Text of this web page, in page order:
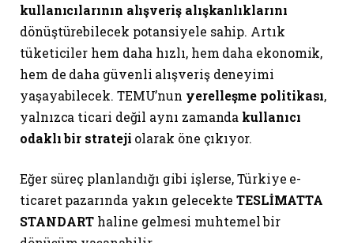
kullanıcılarının alışveriş alışkanlıklarını
dönüştürebilecek potansiyele sahip. Artık
tüketiciler hem daha hızlı, hem daha ekonomik,
hem de daha güvenli alışveriş deneyimi
yaşayabilecek. TEMU’nun yerelleşme politikası,
yalnızca ticari değil aynı zamanda kullanıcı
odaklı bir strateji olarak öne çıkıyor.
Eğer süreç planlandığı gibi işlerse, Türkiye e-
ticaret pazarında yakın gelecekteTESLİMATTA
STANDART haline gelmesi muhtemel bir